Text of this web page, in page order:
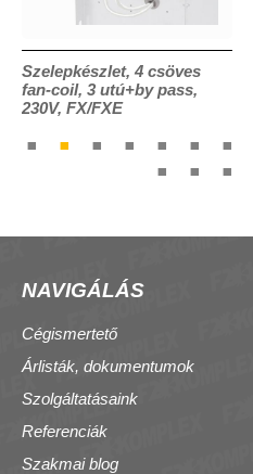
Szelepkészlet, 4 csöves
fan-coil, 3 utú+by pass,
230V, FX/FXE
NAVIGÁLÁS
Cégismertető
Árlisták, dokumentumok
Szolgáltatásaink
Referenciák
Szakmai blog